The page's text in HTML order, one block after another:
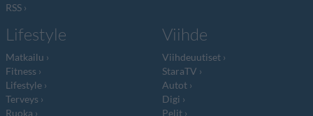
RSS
Lifestyle
Matkailu
Fitness
Lifestyle
Terveys
Ruoka
Viihde
Viihdeuutiset
StaraTV
Autot
Digi
Pelit